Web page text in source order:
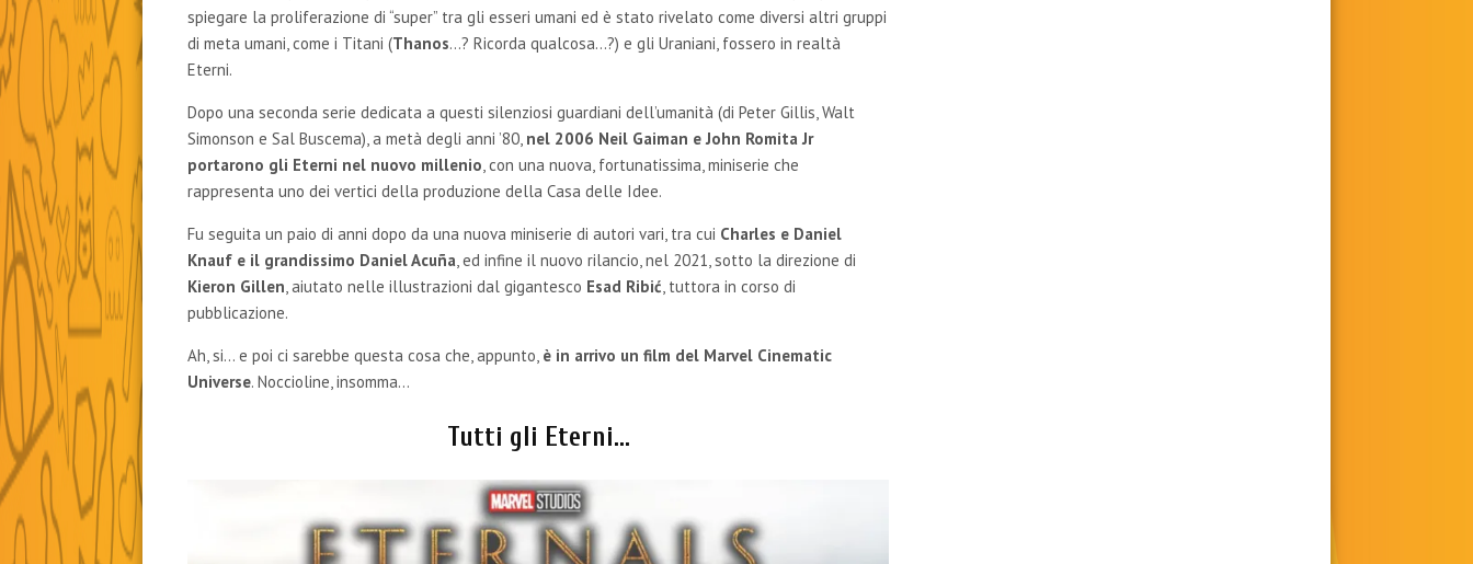
spiegare la proliferazione di “super” tra gli esseri umani ed è stato rivelato come diversi altri gruppi
di meta umani, come i Titani (Thanos…? Ricorda qualcosa…?) e gli Uraniani, fossero in realtà
Eterni.
Dopo una seconda serie dedicata a questi silenziosi guardiani dell’umanità (di Peter Gillis, Walt
Simonson e Sal Buscema), a metà degli anni ’80, nel 2006 Neil Gaiman e John Romita Jr
portarono gli Eterni nel nuovo millenio , con una nuova, fortunatissima, miniserie che
rappresenta uno dei vertici della produzione della Casa delle Idee.
Fu seguita un paio di anni dopo da una nuova miniserie di autori vari, tra cui Charles e Daniel
Knauf e il grandissimo Daniel Acuña , ed infine il nuovo rilancio, nel 2021, sotto la direzione di
Kieron Gillen , aiutato nelle illustrazioni dal gigantesco Esad Ribić , tuttora in corso di
pubblicazione.
Ah, si… e poi ci sarebbe questa cosa che, appunto, è in arrivo un film del Marvel Cinematic
Universe. Noccioline, insomma…
Tutti gli Eterni…